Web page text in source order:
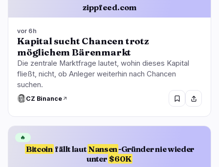
zippfeed.com
vor 6h
Kapital sucht Chancen trotz
möglichem Bärenmarkt
Die zentrale Marktfrage lautet, wohin dieses Kapital
fließt, nicht, ob Anleger weiterhin nach Chancen
suchen.
CZ Binance
Bitcoin fällt laut Nansen-Gründer nie wieder
unter $60K
🔥